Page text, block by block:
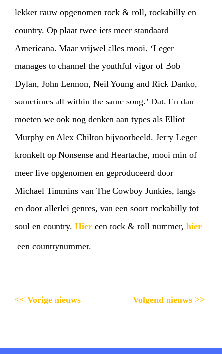
lekker rauw opgenomen rock & roll, rockabilly en
country. Op plaat twee iets meer standaard
Americana. Maar vrijwel alles mooi. ‘Leger
manages to channel the youthful vigor of Bob
Dylan, John Lennon, Neil Young and Rick Danko,
sometimes all within the same song.’ Dat. En dan
moeten we ook nog denken aan types als Elliot
Murphy en Alex Chilton bijvoorbeeld. Jerry Leger
kronkelt op Nonsense and Heartache, mooi min of
meer live opgenomen en geproduceerd door
Michael Timmins van The Cowboy Junkies, langs
en door allerlei genres, van een soort rockabilly tot
soul en country. Hier een rock & roll nummer, hier
een countrynummer.
<< Vorige nieuws Volgend nieuws >>